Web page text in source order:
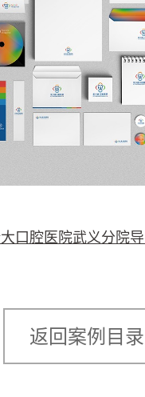
口腔医院武义分院
返回案例目录